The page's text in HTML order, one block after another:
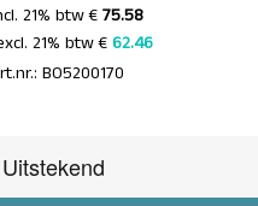
21% btw €75.58
21% btw € 62.46
BO5200170